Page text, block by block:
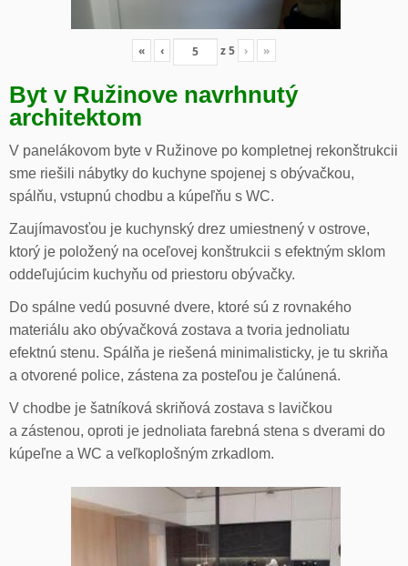
« ‹ z5 › »
Byt v Ružinove navrhnutý
architektom
V panelákovom byte v Ružinove po kompletnej rekonštrukcii
sme riešili nábytky do kuchyne spojenej s obývačkou,
spálňu, vstupnú chodbu a kúpeľňu s WC.
Zaujímavosťou je kuchynský drez umiestnený v ostrove,
ktorý je položený na oceľovej konštrukcii s efektným sklom
oddeľujúcim kuchyňu od priestoru obývačky.
Do spálne vedú posuvné dvere, ktoré sú z rovnakého
materiálu ako obývačková zostava a tvoria jednoliatu
efektnú stenu. Spálňa je riešená minimalisticky, je tu skriňa
a otvorené police, zástena za posteľou je čalúnená.
V chodbe je šatníková skriňová zostava s lavičkou
a zástenou, oproti je jednoliata farebná stena s dverami do
kúpeľne a WC a veľkoplošným zrkadlom.